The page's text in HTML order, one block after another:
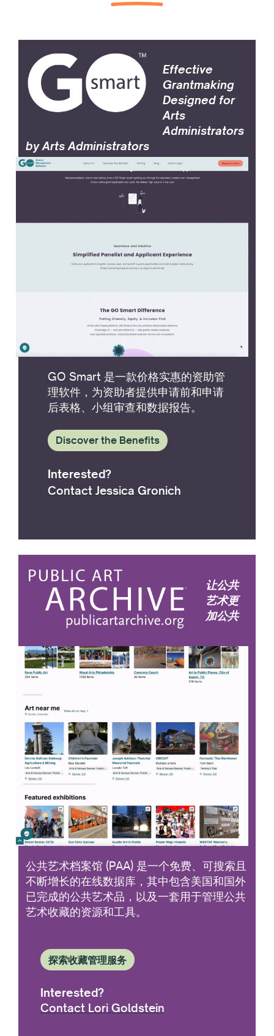
Effective
Grantmaking
Designed for
Arts
Administrators
by Arts Administrators
GO Smart 是一款价格实惠的资助管
理软件，为资助者提供申请前和申请
后表格、小组审查和数据报告。
Discover the Benefits
Interested?
Contact Jessica Gronich
让公共
艺术更
加公共
公共艺术档案馆 (PAA) 是一个免费、可搜索且
不断增长的在线数据库，其中包含美国和国外
已完成的公共艺术品，以及一套用于管理公共
艺术收藏的资源和工具。
探索收藏管理服务
Interested?
Contact Lori Goldstein